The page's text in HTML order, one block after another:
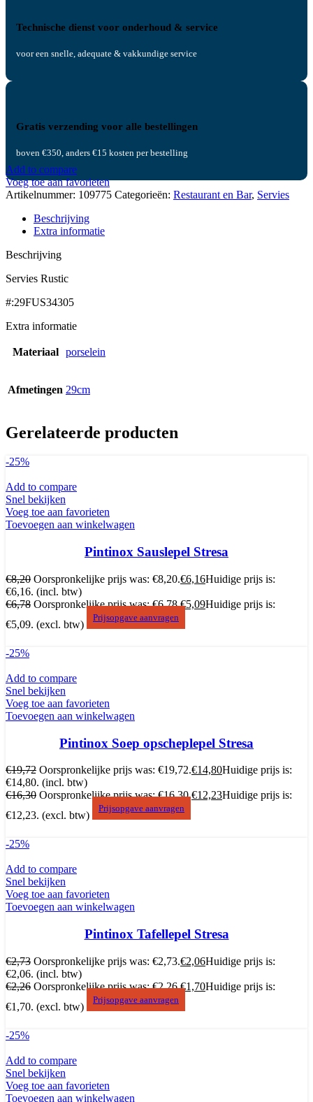
Technische dienst voor onderhoud & service
voor een snelle, adequate & vakkundige service
Gratis verzending voor alle bestellingen
boven €350, anders €15 kosten per bestelling
Add to compare
Voeg toe aan favorieten
Artikelnummer: 109775 Categorieën: Restaurant en Bar, Servies
Beschrijving
Extra informatie
Beschrijving
Servies Rustic
#:29FUS34305
Extra informatie
Materiaal porselein
Afmetingen 29cm
Gerelateerde producten
-25%
Add to compare
Snel bekijken
Voeg toe aan favorieten
Toevoegen aan winkelwagen
Pintinox Sauslepel Stresa
€8,20 Oorspronkelijke prijs was: €8,20.€6,16Huidige prijs is:
€6,16. (incl. btw)
€6,78 Oorspronkelijke prijs was: €6,78.€5,09Huidige prijs is:
€5,09. (excl. btw)
Prijsopgave aanvragen
-25%
Add to compare
Snel bekijken
Voeg toe aan favorieten
Toevoegen aan winkelwagen
Pintinox Soep opscheplepel Stresa
€19,72 Oorspronkelijke prijs was: €19,72.€14,80Huidige prijs is:
€14,80. (incl. btw)
€16,30 Oorspronkelijke prijs was: €16,30.€12,23Huidige prijs is:
€12,23. (excl. btw)
Prijsopgave aanvragen
-25%
Add to compare
Snel bekijken
Voeg toe aan favorieten
Toevoegen aan winkelwagen
Pintinox Tafellepel Stresa
€2,73 Oorspronkelijke prijs was: €2,73.€2,06Huidige prijs is:
€2,06. (incl. btw)
€2,26 Oorspronkelijke prijs was: €2,26.€1,70Huidige prijs is:
€1,70. (excl. btw)
Prijsopgave aanvragen
-25%
Add to compare
Snel bekijken
Voeg toe aan favorieten
Toevoegen aan winkelwagen